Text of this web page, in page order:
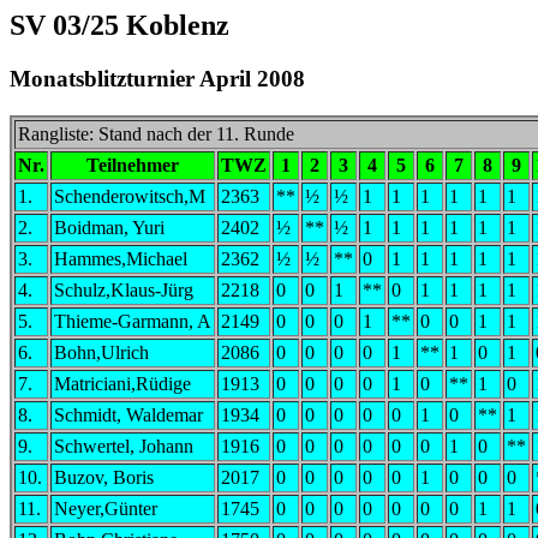
SV 03/25 Koblenz
Monatsblitzturnier April 2008
Rangliste: Stand nach der 11. Runde
Nr.
Teilnehmer TWZ 1 2 3 4 5 6 7 8 9
1.
Schenderowitsch,M 2363 ** ½ ½ 1 1 1 1 1 1
2.
Boidman, Yuri 2402 ½ ** ½ 1 1 1 1 1 1
3.
Hammes,Michael 2362 ½ ½ ** 0 1 1 1 1 1
4.
Schulz,Klaus-Jürg 2218 0 0 1 ** 0 1 1 1 1
5.
Thieme-Garmann, A 2149 0 0 0 1 ** 0 0 1 1
6.
Bohn,Ulrich 2086 0 0 0 0 1 ** 1 0 1
7.
Matriciani,Rüdige 1913 0 0 0 0 1 0 ** 1 0
8.
Schmidt, Waldemar 1934 0 0 0 0 0 1 0 ** 1
9.
Schwertel, Johann 1916 0 0 0 0 0 0 1 0 **
10.
Buzov, Boris 2017 0 0 0 0 0 1 0 0 0
11.
Neyer,Günter 1745 0 0 0 0 0 0 0 1 1